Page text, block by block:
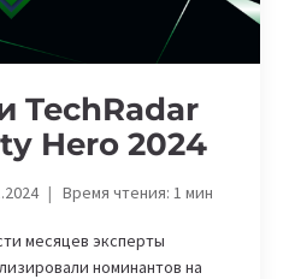
TechRadar
Hero 2024
Время чтения: 1мин
месяцев эксперты
номинантов на